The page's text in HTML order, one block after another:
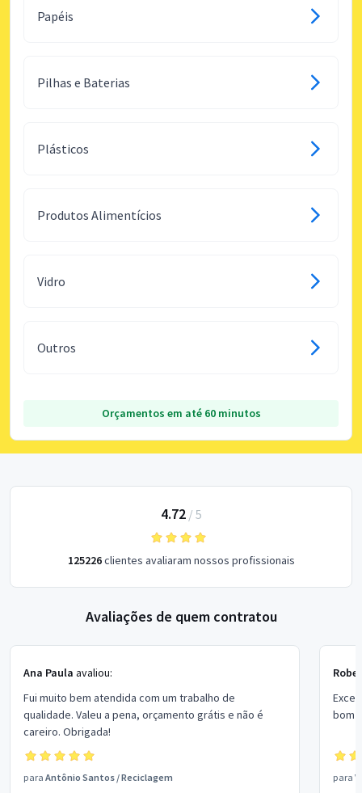
Papéis
Pilhas e Baterias
Plásticos
Produtos Alimentícios
Vidro
Outros
Orçamentos em até 60 minutos
4.72/ 5
125226clientes avaliaram nossos profissionais
Avaliações de quem contratou
Ana Paula avaliou:
Fui muito bem atendida com um trabalho de
qualidade. Valeu a pena, orçamento grátis e não é
careiro. Obrigada!
para Antônio Santos /Reciclagem
bom
para